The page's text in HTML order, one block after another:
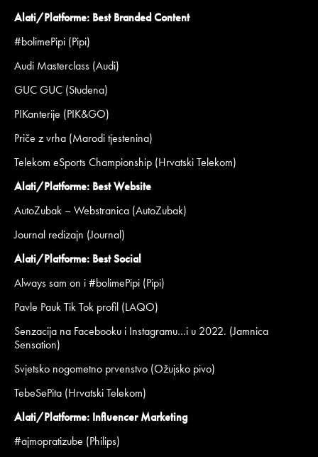
Alati/Platforme: Best Branded Content
#bolimePipi (Pipi)
Audi Masterclass (Audi)
GUC GUC (Studena)
PIKanterije (PIK&GO)
Priče z vrha (Marodi tjestenina)
Telekom eSports Championship (Hrvatski Telekom)
Alati/Platforme: Best Website
AutoZubak – Webstranica (AutoZubak)
Journal redizajn (Journal)
Alati/Platforme: Best Social
Always sam on i #bolimePipi (Pipi)
Pavle Pauk Tik Tok profil (LAQO)
Senzacija na Facebooku i Instagramu…i u 2022. (Jamnica
Sensation)
Svjetsko nogometno prvenstvo (Ožujsko pivo)
TebeSePita (Hrvatski Telekom)
Alati/Platforme: Influencer Marketing
#ajmopratizube (Philips)